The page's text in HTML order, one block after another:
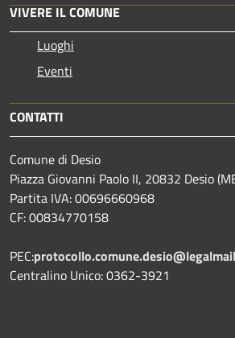
VIVERE IL COMUNE
Luoghi
Eventi
CONTATTI
Comune di Desio
Piazza Giovanni Paolo II, 20832 Desio
Partita IVA: 00696660968
CF: 00834770158
PEC:
Centralino Unico: 0362-3921